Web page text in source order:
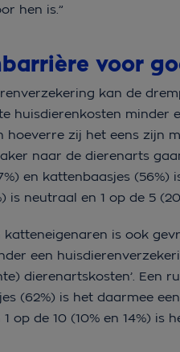
hen is.”
voor
kan de
huisdierenkosten minder
hoeverre zij het eens zijn
naar de dierenarts
en kattenbaasjes (56%)
is neutraal en 1 op de 5
katteneigenaren is ook
een
dierenartskosten’. Een
(62%) is het daarmee
op de 10 (10% en 14%) is